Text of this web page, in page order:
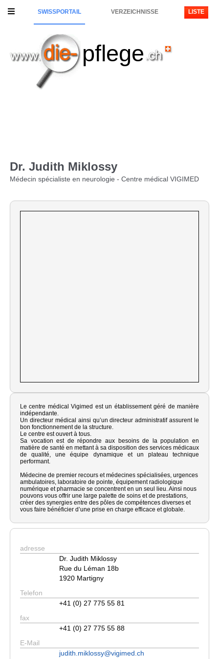
SWISSPORTAIL VERZEICHNISSE LISTE
pflege
Dr. Judith Miklossy
Médecin spécialiste en neurologie - Centre médical VIGIMED
Le centre médical Vigimed est un établissement géré de manière
indépendante.
Un directeur médical ainsi qu’un directeur administratif assurent le
bon fonctionnement de la structure.
Le centre est ouvert à tous.
Sa vocation est de répondre aux besoins de la population en
matière de santé en mettant à sa disposition des services médicaux
de qualité, une équipe dynamique et un plateau technique
performant.
Médecine de premier recours et médecines spécialisées, urgences
ambulatoires, laboratoire de pointe, équipement radiologique
numérique et pharmacie se concentrent en un seul lieu. Ainsi nous
pouvons vous offrir une large palette de soins et de prestations,
créer des synergies entre des pôles de compétences diverses et
vous faire bénéficier d’une prise en charge efficace et globale.
adresse
Dr. Judith Miklossy
Rue du Léman 18b
1920 Martigny
Telefon
+41 (0) 27 775 55 81
fax
+41 (0) 27 775 55 88
E-Mail
judith.miklossy@vigimed.ch